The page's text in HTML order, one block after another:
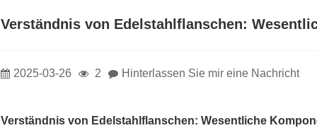
Verständnis von Edelstahlflanschen:
2025-03-26 2 Hinterlassen Sie mir eine Nachricht
Verständnis von Edelstahlflanschen: Wesentliche